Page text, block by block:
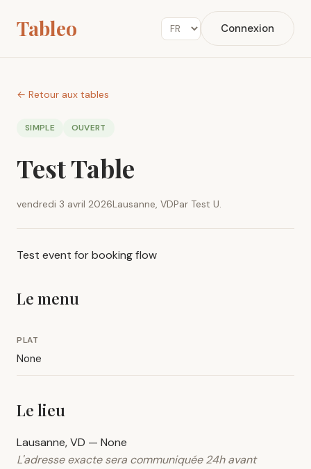
Tableo Connexion
← Retour aux tables
SIMPLE OUVERT
Test Table
vendredi 3 avril 2026Lausanne, VDPar Test U.
Test event for booking flow
Le menu
PLAT
None
Le lieu
Lausanne, VD — None
L'adresse exacte sera communiquée 24h avant